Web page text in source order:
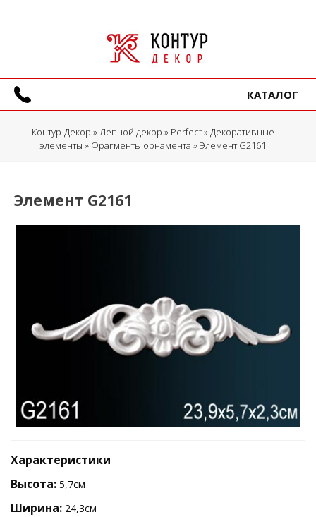
КАТАЛОГ
Контур-Декор »Лепной декор » Perfect»Декоративные
элементы » Фрагменты орнамента » Элемент G2161
Элемент G2161
Характеристики
Высота: 5,7см
Ширина: 24,3см